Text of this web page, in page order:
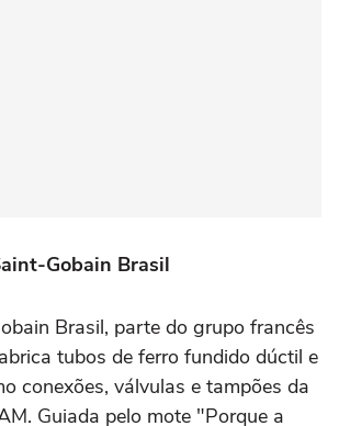
Gobain Brasil
Brasil, parte do grupo francês
tubos de ferro fundido dúctil e
conexões, válvulas e tampões da
Guiada pelo mote "Porque a